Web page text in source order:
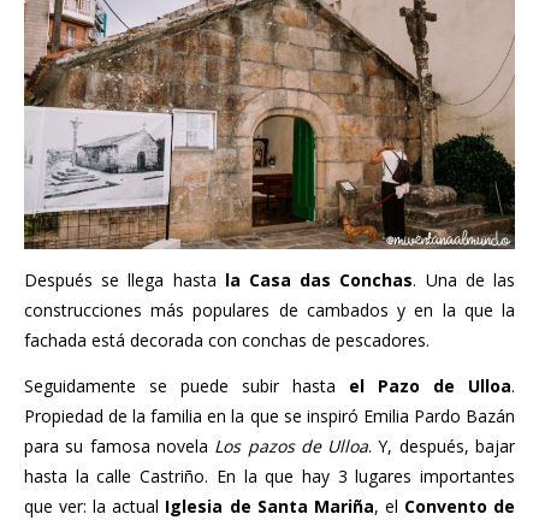
Después se llega hasta la Casa das Conchas. Una de las
construcciones más populares de cambados y en la que la
fachada está decorada con conchas de pescadores.
Seguidamente se puede subir hasta el Pazo de Ulloa.
Propiedad de la familia en la que se inspiró Emilia Pardo Bazán
para su famosa novela Los pazos de Ulloa. Y, después, bajar
hasta la calle Castriño. En la que hay 3 lugares importantes
que ver: la actual Iglesia de Santa Mariña, el Convento de